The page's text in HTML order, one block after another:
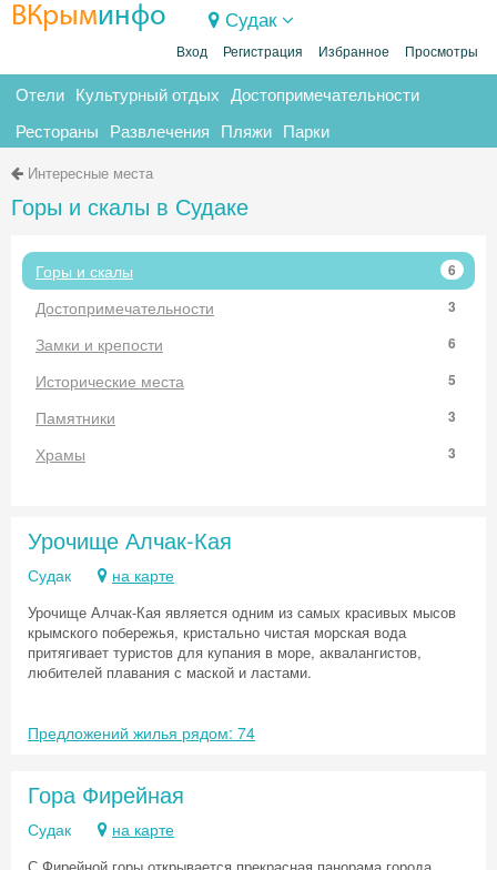
ВКрыминфо Судак
Вход Регистрация Избранное Просмотры
Отели Культурный отдых Достопримечательности
Рестораны Развлечения Пляжи Парки
Интересные места
Горы и скалы в Судаке
Горы и скалы 6
Достопримечательности 3
Замки и крепости 6
Исторические места 5
Памятники 3
Храмы 3
Урочище Алчак-Кая
Судак на карте
Урочище Алчак-Кая является одним из самых красивых мысов
крымского побережья, кристально чистая морская вода
притягивает туристов для купания в море, аквалангистов,
любителей плавания с маской и ластами.
Предложений жилья рядом: 74
Гора Фирейная
Судак на карте